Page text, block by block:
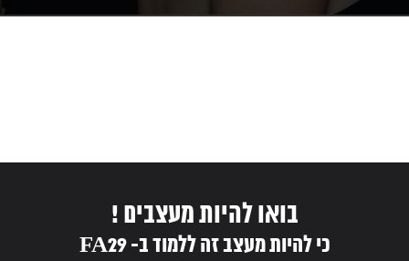
בואו להיות מעצבים !
כי להיות מעצב זה ללמוד ב- FA29